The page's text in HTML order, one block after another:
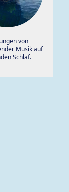
von
Musik auf
Schlaf.